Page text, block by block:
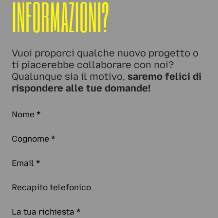
INFORMAZIONI?
Vuoi proporci qualche nuovo progetto o
ti piacerebbe collaborare con noi?
Qualunque sia il motivo, saremo felici di
rispondere alle tue domande!
Nome *
Cognome *
Email *
Recapito telefonico
La tua richiesta *